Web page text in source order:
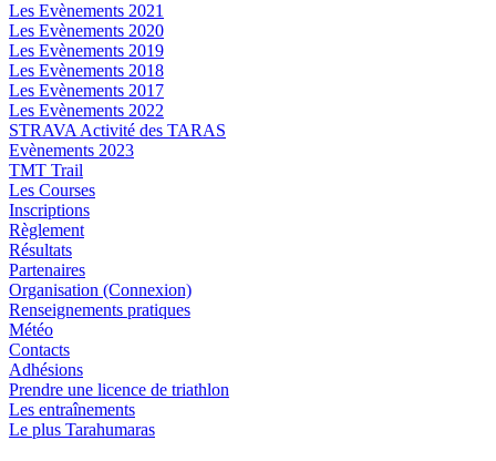
Les Evènements 2021
Les Evènements 2020
Les Evènements 2019
Les Evènements 2018
Les Evènements 2017
Les Evènements 2022
STRAVA Activité des TARAS
Evènements 2023
TMT Trail
Les Courses
Inscriptions
Règlement
Résultats
Partenaires
Organisation (Connexion)
Renseignements pratiques
Météo
Contacts
Adhésions
Prendre une licence de triathlon
Les entraînements
Le plus Tarahumaras